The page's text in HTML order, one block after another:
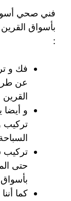
فني صحي
بأسواق
:
فك و
عن
القرين
و
تركيب
تركيب
حتى
كما